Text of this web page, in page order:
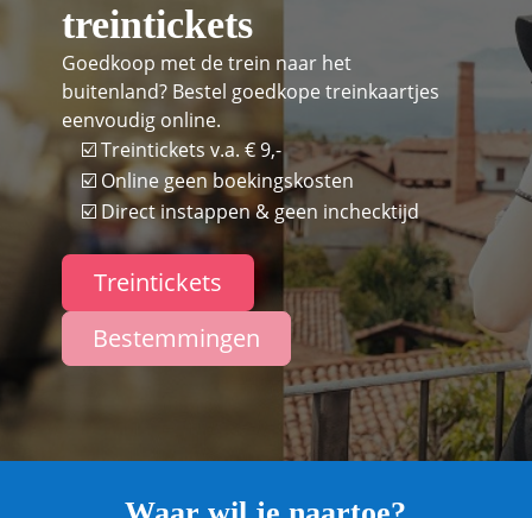
treintickets
Goedkoop met de trein naar het
buitenland? Bestel goedkope treinkaartjes
eenvoudig online.
☑️ Treintickets v.a. € 9,-
☑️ Online geen boekingskosten
☑️ Direct instappen & geen inchecktijd
Treintickets
Bestemmingen